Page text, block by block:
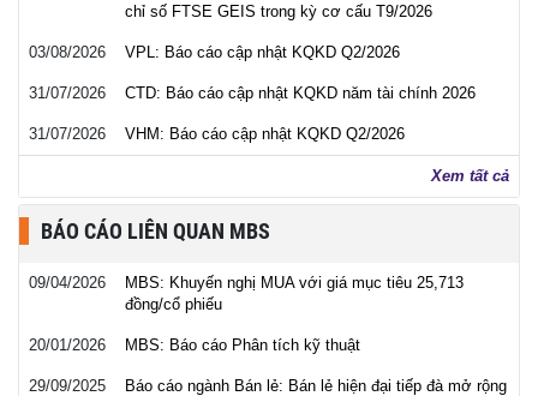
chỉ số FTSE GEIS trong kỳ cơ cấu T9/2026
03/08/2026 VPL: Báo cáo cập nhật KQKD Q2/2026
31/07/2026 CTD: Báo cáo cập nhật KQKD năm tài chính 2026
31/07/2026 VHM: Báo cáo cập nhật KQKD Q2/2026
Xem tất cả
BÁO CÁO LIÊN QUAN MBS
09/04/2026
MBS: Khuyến nghị MUA với giá mục tiêu 25,713
đồng/cổ phiếu
20/01/2026 MBS: Báo cáo Phân tích kỹ thuật
29/09/2025
Báo cáo ngành Bán lẻ: Bán lẻ hiện đại tiếp đà mở rộng